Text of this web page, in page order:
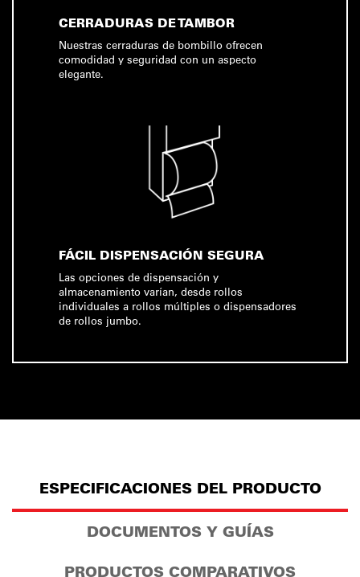
CERRADURAS DE TAMBOR
Nuestras cerraduras de bombillo ofrecen
comodidad y seguridad con un aspecto
elegante.
FÁCIL DISPENSACIÓN SEGURA
Las opciones de dispensación y
almacenamiento varían, desde rollos
individuales a rollos múltiples o dispensadores
de rollos jumbo.
ESPECIFICACIONES DEL PRODUCTO
DOCUMENTOS Y GUÍAS
PRODUCTOS COMPARATIVOS